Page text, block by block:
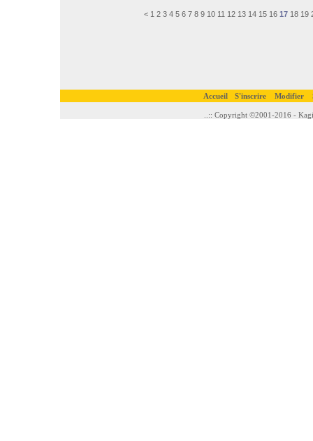
< 1 2 3 4 5 6 7 8 9 10 11 12 13 14 15 16 17 18 19
Accueil S'inscrire Modifier
..:: Copyright ©2001-2016 -